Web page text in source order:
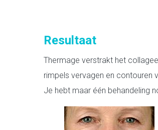
Resultaat
Thermage verstrakt het
rimpels vervagen en contouren
Je hebt maar één behandeling